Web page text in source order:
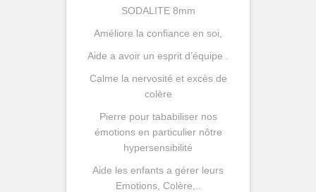
SODALITE 8mm
Améliore la confiance en soi,
Aide a avoir un esprit d’équipe .
Calme la nervosité et excès de
colère
Pierre pour tababiliser nos
émotions en particulier nôtre
hypersensibilité
Aide les enfants a gérer leurs
Emotions, Colère,..